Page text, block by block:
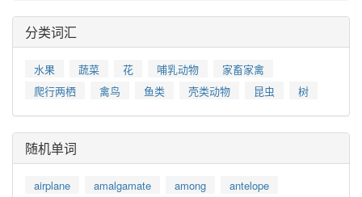
分类词汇
水果 蔬菜 花 哺乳动物
家畜家禽
爬行两栖
禽鸟 鱼类 壳类动物 昆虫 树
随机单词
airplane amalgamate among antelope